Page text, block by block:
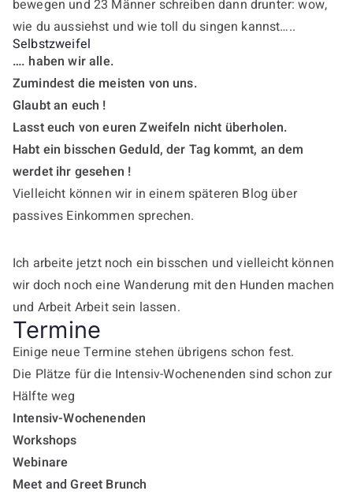
bewegen und 23 Männer schreiben dann drunter: wow,
wie du aussiehst und wie toll du singen kannst…..
Selbstzweifel
…. haben wir alle.
Zumindest die meisten von uns.
Glaubt an euch !
Lasst euch von euren Zweifeln nicht überholen.
Habt ein bisschen Geduld, der Tag kommt, an dem
werdet ihr gesehen !
Vielleicht können wir in einem späteren Blog über
passives Einkommen sprechen.
Ich arbeite jetzt noch ein bisschen und vielleicht können
wir doch noch eine Wanderung mit den Hunden machen
und Arbeit Arbeit sein lassen.
Termine
Einige neue Termine stehen übrigens schon fest.
Die Plätze für die Intensiv-Wochenenden sind schon zur
Hälfte weg
Intensiv-Wochenenden
Workshops
Webinare
Meet and Greet Brunch